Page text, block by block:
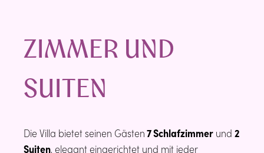
ZIMMER UND
SUITEN
Die Villa bietet seinen Gästen7 Schlafzimmer und 2
Suiten, elegant eingerichtet und mit jeder